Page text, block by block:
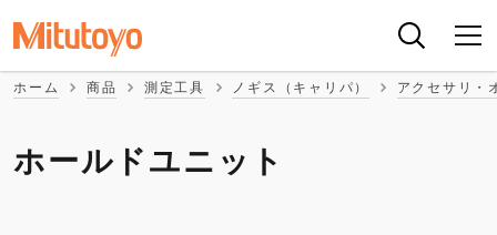
ホーム 商品 測定工具 ノギス（キャリパ） アクセサリ・
ホールドユニット